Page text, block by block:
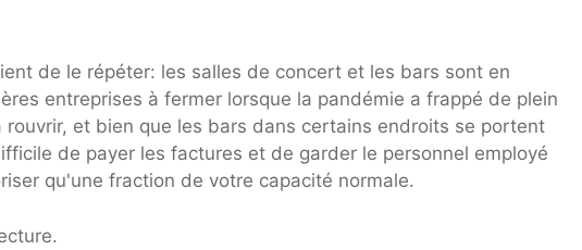
de le répéter: les salles de concert et les bars sont en
entreprises à fermer lorsque la pandémie a frappé de plein
et bien que les bars dans certains endroits se portent
de payer les factures et de garder le personnel employé
qu'une fraction de votre capacité normale.